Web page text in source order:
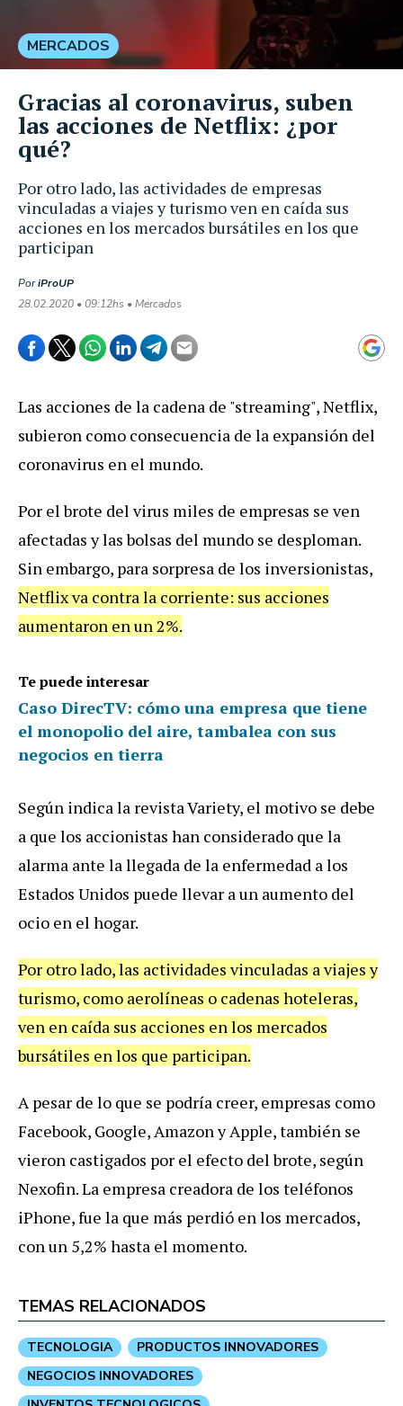
Por otro lado, las actividades de empresas
vinculadas a viajes y turismo ven en caída sus
acciones en los mercados bursátiles en los que
participan
PoriProUP
28.02.2020 • 09:12hs • Mercados
MERCADOS
Gracias al coronavirus, suben
las acciones de Netflix: ¿por
qué?
Las acciones de la cadena de "streaming", Netflix,
subieron como consecuencia de la expansión del
coronavirus en el mundo.
Por el brote del virus miles de empresas se ven
afectadas y las bolsas del mundo se desploman.
Sin embargo, para sorpresa de los inversionistas,
Netflix va contra la corriente: sus acciones
aumentaron en un 2%.
Te puede interesar
Caso DirecTV: cómo una empresa que tiene
el monopolio del aire, tambalea con sus
negocios en tierra
Según indica la revista Variety, el motivo se debe
a que los accionistas han considerado que la
alarma ante la llegada de la enfermedad a los
Estados Unidos puede llevar a un aumento del
ocio en el hogar.
Por otro lado, las actividades vinculadas a viajes y
turismo, como aerolíneas o cadenas hoteleras,
ven en caída sus acciones en los mercados
bursátiles en los que participan.
A pesar de lo que se podría creer, empresas como
Facebook, Google, Amazon y Apple, también se
vieron castigados por el efecto del brote, según
Nexofin. La empresa creadora de los teléfonos
iPhone, fue la que más perdió en los mercados,
con un 5,2% hasta el momento.
TEMAS RELACIONADOS
TECNOLOGIA
PRODUCTOS INNOVADORES
NEGOCIOS INNOVADORES